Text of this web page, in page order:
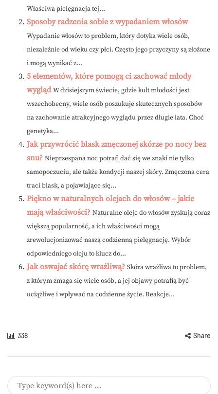
Właściwa pielęgnacja tej...
Sposoby radzenia sobie z wypadaniem włosów
Wypadanie włosów to problem, który dotyka wiele osób,
niezależnie od wieku czy płci. Często jego przyczyny są złożone
i mogą wynikać z...
5 elementów, które pomogą ci zachować młody
wygląd W dzisiejszym świecie, gdzie kult młodości jest
wszechobecny, wiele osób poszukuje skutecznych sposobów
na zachowanie atrakcyjnego wyglądu przez długie lata. Choć
genetyka...
Jak przywrócić blask zmęczonej skórze po nocy bez
snu? Nieprzespana noc potrafi dać się we znaki nie tylko
samopoczuciu, ale także kondycji naszej skóry. Zmęczona cera
traci blask, a pojawiające się...
Piękno w naturalnych olejach do włosów – jakie
mają właściwości? Naturalne oleje do włosów zyskują coraz
większą popularność, a ich właściwości mogą
zrewolucjonizować naszą codzienną pielęgnację. Wybór
odpowiedniego oleju to klucz do...
Jak oswajać skórę wrażliwą? Skóra wrażliwa to problem,
z którym zmaga się wiele osób, a jej objawy potrafią być
uciążliwe i wpływać na codzienne życie. Reakcje...
338 Share